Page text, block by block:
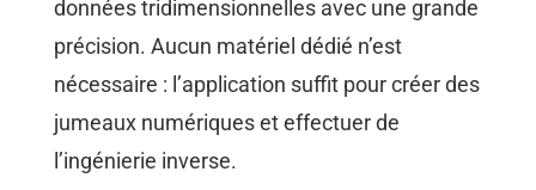
données tridimensionnelles avec une grande
précision. Aucun matériel dédié n’est
nécessaire : l’application suffit pour créer des
jumeaux numériques et effectuer de
l’ingénierie inverse.